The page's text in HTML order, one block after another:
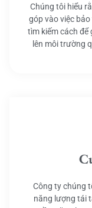
Chúng tôi hiểu
góp vào việc
tìm kiếm cách để
lên môi trường
Công ty chúng
năng lượng tái